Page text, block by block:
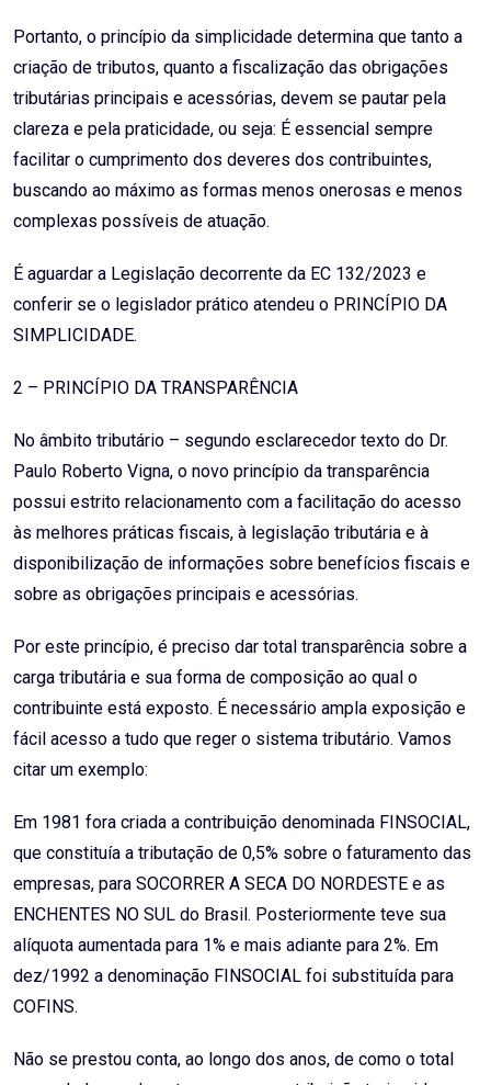
Portanto, o princípio da simplicidade determina que tanto a
criação de tributos, quanto a fiscalização das obrigações
tributárias principais e acessórias, devem se pautar pela
clareza e pela praticidade, ou seja: É essencial sempre
facilitar o cumprimento dos deveres dos contribuintes,
buscando ao máximo as formas menos onerosas e menos
complexas possíveis de atuação.
É aguardar a Legislação decorrente da EC 132/2023 e
conferir se o legislador prático atendeu o PRINCÍPIO DA
SIMPLICIDADE.
2 – PRINCÍPIO DA TRANSPARÊNCIA
No âmbito tributário – segundo esclarecedor texto do Dr.
Paulo Roberto Vigna, o novo princípio da transparência
possui estrito relacionamento com a facilitação do acesso
às melhores práticas fiscais, à legislação tributária e à
disponibilização de informações sobre benefícios fiscais e
sobre as obrigações principais e acessórias.
Por este princípio, é preciso dar total transparência sobre a
carga tributária e sua forma de composição ao qual o
contribuinte está exposto. É necessário ampla exposição e
fácil acesso a tudo que reger o sistema tributário. Vamos
citar um exemplo:
Em 1981 fora criada a contribuição denominada FINSOCIAL,
que constituía a tributação de 0,5% sobre o faturamento das
empresas, para SOCORRER A SECA DO NORDESTE e as
ENCHENTES NO SUL do Brasil. Posteriormente teve sua
alíquota aumentada para 1% e mais adiante para 2%. Em
dez/1992 a denominação FINSOCIAL foi substituída para
COFINS.
Não se prestou conta, ao longo dos anos, de como o total